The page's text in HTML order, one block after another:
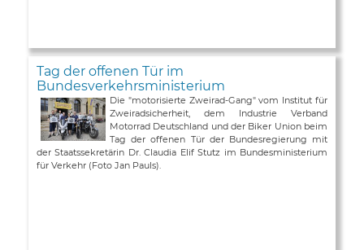
Tag der offenen Tür im
Bundesverkehrsministerium
Die "motorisierte Zweirad-Gang" vom Institut für
Zweiradsicherheit, dem Industrie Verband
Motorrad Deutschland und der Biker Union beim
Tag der offenen Tür der Bundesregierung mit
der Staatssekretärin Dr. Claudia Elif Stutz im Bundesministerium
für Verkehr (Foto Jan Pauls).